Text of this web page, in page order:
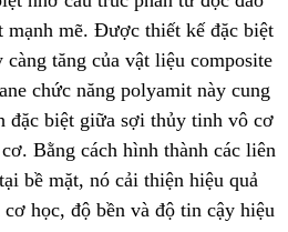
mạnh mẽ. Được thiết kế đặc biệt
càng tăng của vật liệu composite
chức năng polyamit này cung
đặc biệt giữa sợi thủy tinh vô cơ
Bằng cách hình thành các liên
bề mặt, nó cải thiện hiệu quả
học, độ bền và độ tin cậy hiệu